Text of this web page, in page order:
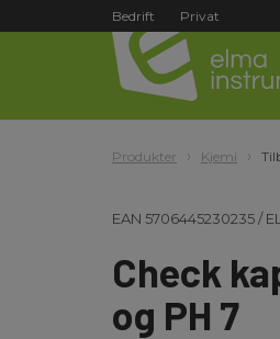
Bedrift Privat
Produkter Kjemi
EAN 5706445230235/
Check
og PH 7